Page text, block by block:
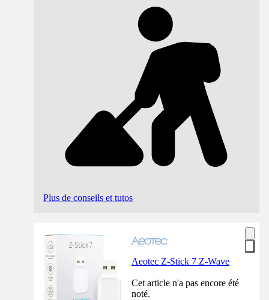
Plus de conseils et tutos
Aeotec Z-Stick 7 Z-Wave
Cet article n'a pas encore été
noté.